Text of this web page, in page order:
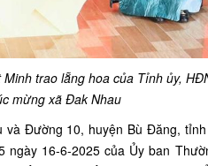
trao lẵng hoa của Tỉnh ủy,
mừng xã Đak Nhau
Đường 10, huyện Bù Đăng,
16-6-2025 của Ủy ban